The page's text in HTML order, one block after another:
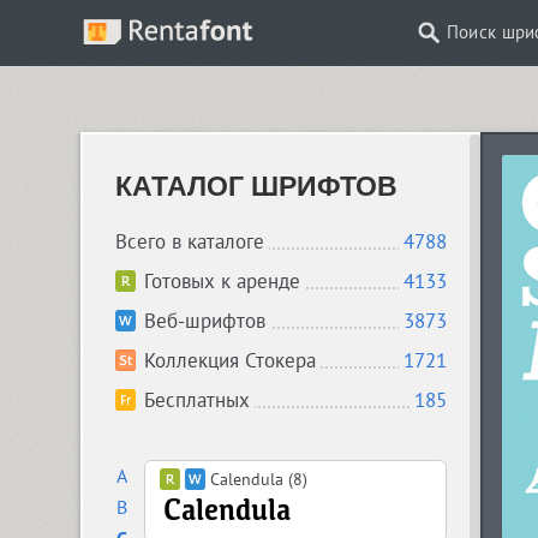
Поиск
КАТАЛОГ ШРИФТОВ
Всего в каталоге
4788
Готовых к аренде
4133
Веб-шрифтов
3873
Коллекция Стокера
1721
Бесплатных
185
A
B
Calendula (8)